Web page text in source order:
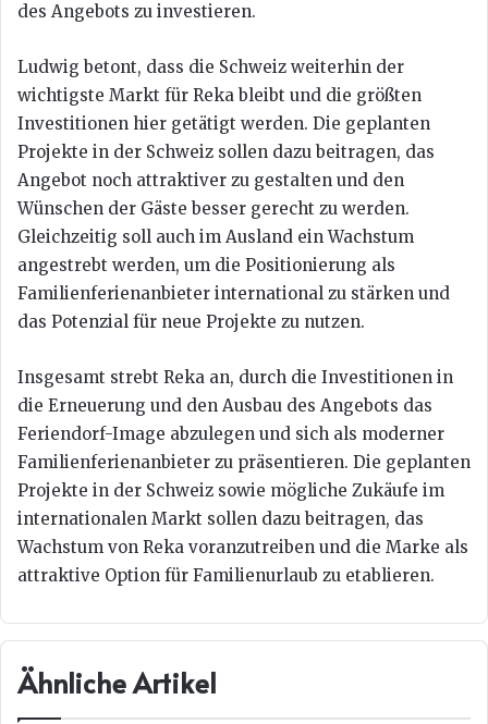
des Angebots zu investieren.
Ludwig betont, dass die Schweiz weiterhin der
wichtigste Markt für Reka bleibt und die größten
Investitionen hier getätigt werden. Die geplanten
Projekte in der Schweiz sollen dazu beitragen, das
Angebot noch attraktiver zu gestalten und den
Wünschen der Gäste besser gerecht zu werden.
Gleichzeitig soll auch im Ausland ein Wachstum
angestrebt werden, um die Positionierung als
Familienferienanbieter international zu stärken und
das Potenzial für neue Projekte zu nutzen.
Insgesamt strebt Reka an, durch die Investitionen in
die Erneuerung und den Ausbau des Angebots das
Feriendorf-Image abzulegen und sich als moderner
Familienferienanbieter zu präsentieren. Die geplanten
Projekte in der Schweiz sowie mögliche Zukäufe im
internationalen Markt sollen dazu beitragen, das
Wachstum von Reka voranzutreiben und die Marke als
attraktive Option für Familienurlaub zu etablieren.
Ähnliche Artikel